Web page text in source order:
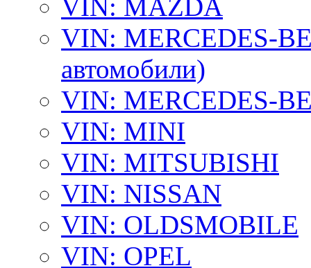
VIN: MAZDA
VIN: MERCEDES-
автомобили)
VIN: MERCEDES-
VIN: MINI
VIN: MITSUBISHI
VIN: NISSAN
VIN: OLDSMOBILE
VIN: OPEL